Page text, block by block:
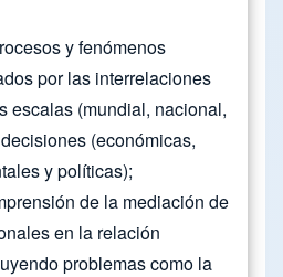
y fenómenos
por las interrelaciones
escalas (mundial, nacional,
(económicas,
y políticas);
de la mediación de
en la relación
problemas como la